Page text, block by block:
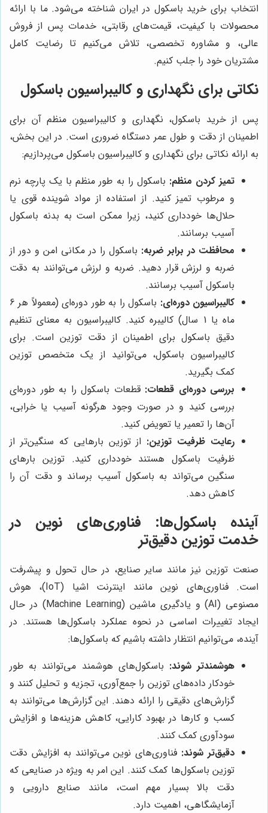
انتخاب برای خرید باسکول در ایران شناخته می‌شود. ما با ارائه
محصولات با کیفیت، قیمت‌های رقابتی، خدمات پس از فروش
عالی، و مشاوره تخصصی، تلاش می‌کنیم تا رضایت کامل
مشتریان خود را جلب کنیم.
نکاتی برای نگهداری و کالیبراسیون باسکول
پس از خرید باسکول، نگهداری و کالیبراسیون منظم آن برای
اطمینان از دقت و طول عمر دستگاه ضروری است. در این بخش،
به ارائه نکاتی برای نگهداری و کالیبراسیون باسکول می‌پردازیم:
تمیز کردن منظم: باسکول را به طور منظم با یک پارچه نرم
و مرطوب تمیز کنید. از استفاده از مواد شوینده قوی یا
حلال‌ها خودداری کنید، زیرا ممکن است به بدنه باسکول
آسیب برسانند.
محافظت در برابر ضربه: باسکول را در مکانی امن و دور از
ضربه و لرزش قرار دهید. ضربه و لرزش می‌توانند به دقت
باسکول آسیب برسانند.
کالیبراسیون دوره‌ای:
باسکول را به طور دوره‌ای (معمولاً هر 6
ماه یا 1 سال) کالیبره کنید. کالیبراسیون به معنای تنظیم
دقیق باسکول برای اطمینان از دقت توزین است. برای
کالیبراسیون باسکول، می‌توانید از یک متخصص توزین
کمک بگیرید.
بررسی دوره‌ای قطعات: قطعات باسکول را به طور دوره‌ای
بررسی کنید و در صورت وجود هرگونه آسیب یا خرابی،
آن‌ها را تعمیر یا تعویض کنید.
رعایت ظرفیت توزین: از توزین بارهایی که سنگین‌تر از
ظرفیت باسکول هستند خودداری کنید. توزین بارهای
سنگین می‌تواند به باسکول آسیب برساند و دقت آن را
کاهش دهد.
آینده باسکول‌ها: فناوری‌های نوین در
خدمت توزین دقیق‌تر
صنعت توزین نیز مانند سایر صنایع، در حال تحول و پیشرفت
است. فناوری‌های نوین مانند اینترنت اشیا (IoT)، هوش
مصنوعی (AI) و یادگیری ماشین (Machine Learning) در حال
ایجاد تغییرات اساسی در نحوه عملکرد باسکول‌ها هستند. در
آینده، می‌توانیم انتظار داشته باشیم که باسکول‌ها:
هوشمندتر شوند: باسکول‌های هوشمند می‌توانند به طور
خودکار داده‌های توزین را جمع‌آوری، تجزیه و تحلیل کنند و
گزارش‌های دقیقی را ارائه دهند. این گزارش‌ها می‌توانند به
کسب و کارها در بهبود کارایی، کاهش هزینه‌ها و افزایش
سودآوری کمک کنند.
دقیق‌تر شوند: فناوری‌های نوین می‌توانند به افزایش دقت
توزین باسکول‌ها کمک کنند. این امر به ویژه در صنایعی که
دقت بالا بسیار مهم است، مانند صنایع دارویی و
آزمایشگاهی، اهمیت دارد.